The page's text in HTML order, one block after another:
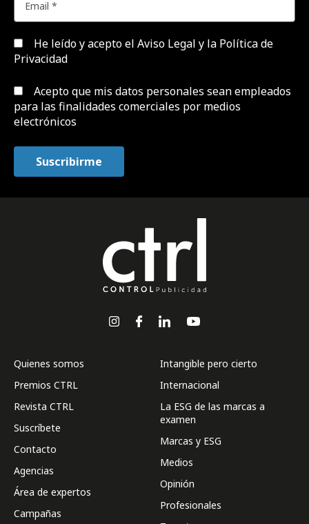
He leído y acepto el Aviso Legal y la Política de
Privacidad
Acepto que mis datos personales sean empleados
para las finalidades comerciales por medios
electrónicos
Quienes somos
Premios CTRL
Revista CTRL
Suscríbete
Contacto
Agencias
Área de expertos
Campañas
Intangible pero cierto
Internacional
La ESG de las marcas a
examen
Marcas y ESG
Medios
Opinión
Profesionales